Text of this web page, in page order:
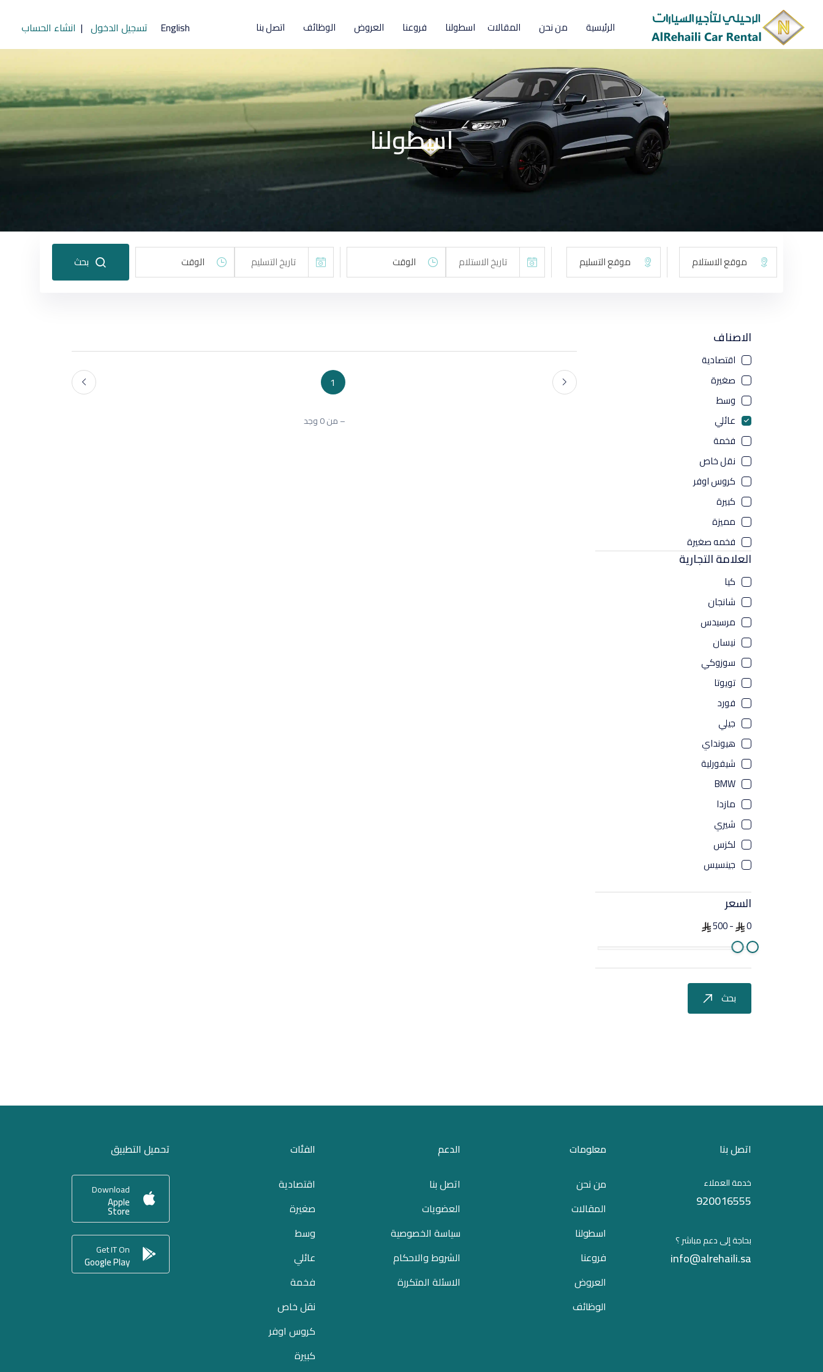
الرئيسية من نحن المقالات اسطولنا فروعنا العروض الوظائف اتصل بنا English تسجيل الدخول | انشاء الحساب
اسطولنا
موقع الاستلام موقع التسليم الوقت الوقت بحث
الاصناف
اقتصادية
صغيرة
وسط
عائلي
فخمة
نقل خاص
كروس اوفر
كبيرة
مميزة
فخمه صغيرة
العلامة التجارية
كيا
شانجان
مرسيدس
نيسان
سوزوكي
تويوتا
فورد
جيلي
هيونداي
شيفورلية
BMW
مازدا
شيري
لكزس
جينسيس
السعر
0
-
500
بحث
الاصناف
صغيرة
وسط
مميزة
فخمه صغيرة
العلامة التجارية
1
– من 0 وجد
اتصل بنا
خدمة العملاء
920016555
بحاجة إلى دعم مباشر ؟
info@alrehaili.sa
معلومات
من نحن
المقالات
اسطولنا
فروعنا
العروض
الوظائف
الدعم
اتصل بنا
العضويات
سياسة الخصوصية
الشروط والاحكام
الاسئلة المتكررة
الفئات
اقتصادية
صغيرة
وسط
عائلي
فخمة
نقل خاص
كروس اوفر
كبيرة
تحميل التطبيق
Download
Apple
Store
Get IT On
Google Play